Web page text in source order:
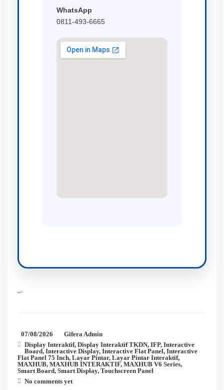
WhatsApp
0811-493-6665
“`
07/08/2026
Gifera Admin
Display Interaktif, Display Interaktif TKDN, IFP, Interactive
Board, Interactive Display, Interactive Flat Panel, Interactive
Flat Panel 75 Inch, Layar Pintar, Layar Pintar Interaktif,
MAXHUB, MAXHUB INTERAKTIF, MAXHUB V6 Series,
Smart Board, Smart Display, Touchscreen Panel
No comments yet